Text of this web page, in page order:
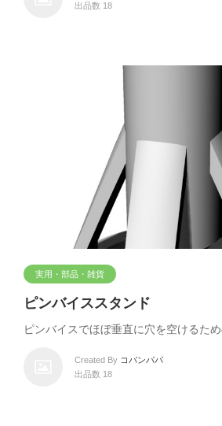
出品数 18
実用・部品・雑貨
ピンバイススタンド
ピンバイスでほぼ垂直に穴を空けるた
Created By コバンパパ
出品数 18